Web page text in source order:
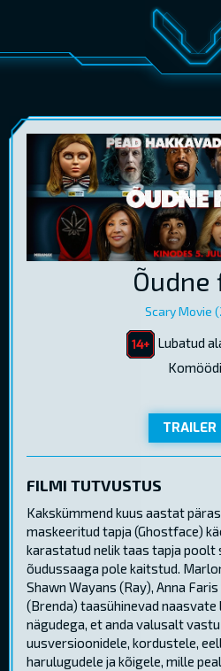
FILMID
KONVERENTS
Õudne
Scary Movie
Lubatud
TRAILER
FILMI TUTVUSTUS
Kakskümmend kuus aastat
maskeeritud tapja (Ghostface)
karastatud nelik taas tapja poolt
õudussaaga pole kaitstud.
Shawn Wayans (Ray), Anna
(Brenda) taasühinevad naasvate
nägudega, et anda valusalt
uusversioonidele, kordustele,
harulugudele ja kõigele, mille